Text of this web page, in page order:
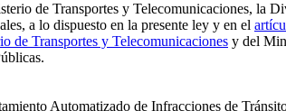
de Transportes y Telecomunicaciones, la
a lo dispuesto en la presente ley y en el
de Transportes y Telecomunicaciones y del
Automatizado de Infracciones de